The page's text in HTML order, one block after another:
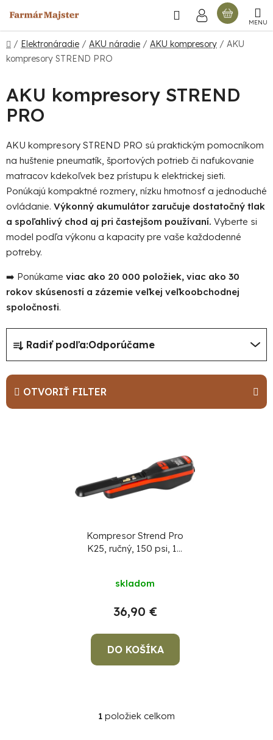
na
obsah
Hľadať
Domov
/ Elektronáradie / AKU náradie / AKU kompresory / AKU
kompresory STREND PRO
AKU kompresory STREND
PRO
AKU kompresory STREND PRO sú praktickým pomocníkom
na huštenie pneumatík, športových potrieb či nafukovanie
matracov kdekoľvek bez prístupu k elektrickej sieti.
Ponúkajú kompaktné rozmery, nízku hmotnosť a jednoduché
ovládanie. Výkonný akumulátor zaručuje dostatočný tlak
a spoľahlivý chod aj pri častejšom používaní. Vyberte si
model podľa výkonu a kapacity pre vaše každodenné
potreby.
➡️ Ponúkame viac ako 20 000 položiek, viac ako 30
rokov skúseností a zázemie veľkej veľkoobchodnej
spoločnosti.
R
a
d
e
n
Radiť podľa:Odporúčame
OTVORIŤ FILTER
Kompresor Strend Pro
K25, ručný, 150 psi, 10
pumpička
skladom
36,90 €
DO KOŠÍKA
O
1 položiek celkom